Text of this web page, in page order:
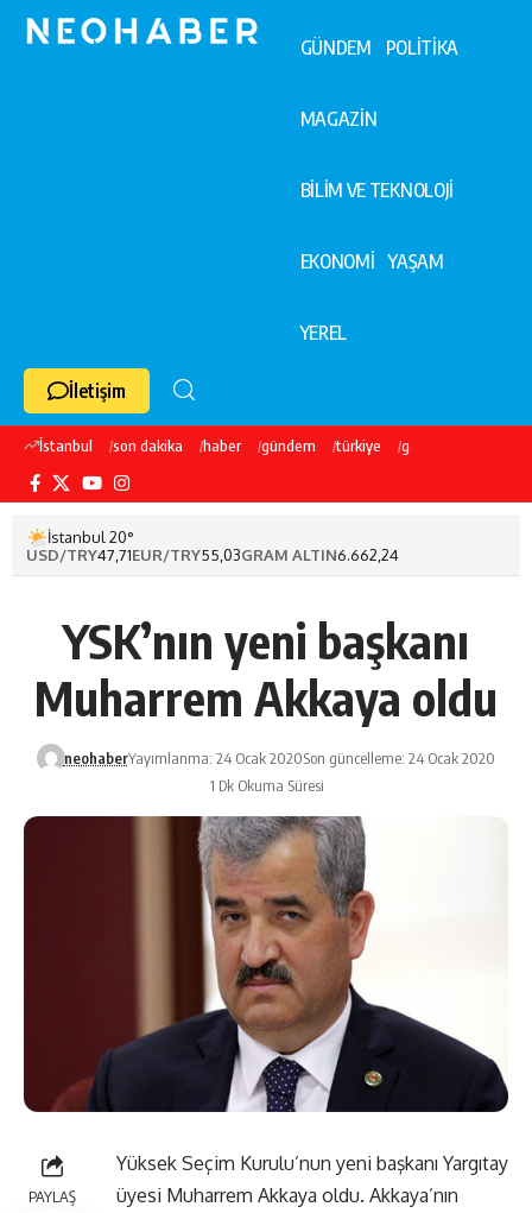
GÜNDEM POLİTİKA
MAGAZİN
BİLİM VE TEKNOLOJİ
EKONOMİ YAŞAM
YEREL
İletişim
İstanbul son dakika haber gündem türkiye galatasaray
İstanbul 20°
USD/TRY47,71EUR/TRY55,03GRAM ALTIN6.662,24
YSK’nın yeni başkanı
Muharrem Akkaya oldu
neohaberYayımlanma: 24 Ocak 2020Son güncelleme: 24 Ocak 2020
1 Dk Okuma Süresi
PAYLAŞ
Yüksek Seçim Kurulu’nun yeni başkanı Yargıtay
üyesi Muharrem Akkaya oldu. Akkaya’nın